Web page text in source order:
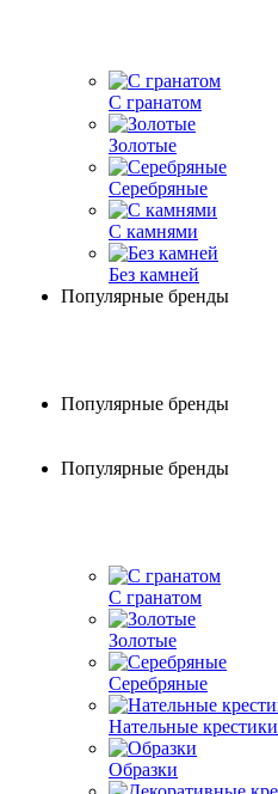
С гранатом
Золотые
Серебряные
С камнями
Без камней
Популярные бренды
Популярные бренды
Популярные бренды
С гранатом
Золотые
Серебряные
Нательные крестики
Образки